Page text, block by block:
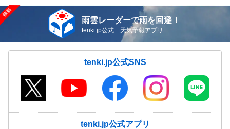
雨雲レーダーで雨を回避！
tenki.jp公式 天気予報アプリ
tenki.jp公式SNS
tenki.jp公式アプリ